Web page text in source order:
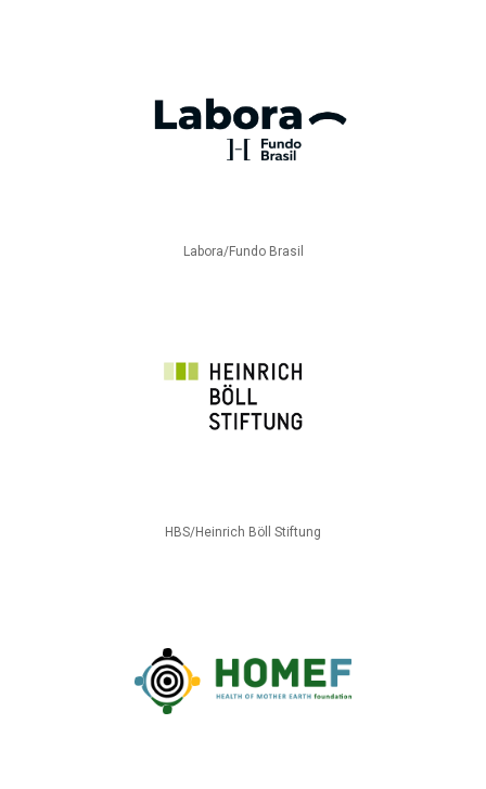
Labora/Fundo Brasil
HBS/Heinrich Böll Stiftung